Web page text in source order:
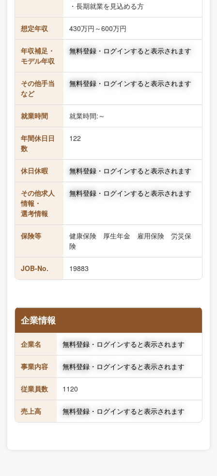
・長期就業を見込める方
想定年収 430万円～600万円
年収補足・
モデル年収
無料登録・ログインすると表示されます
その他手当
など
無料登録・ログインすると表示されます
就業時間 就業時間:～
年間休日日
数
122
休日休暇 無料登録・ログインすると表示されます
その他求人
情報・
選考情報
無料登録・ログインすると表示されます
保険等
健康保険 厚生年金 雇用保険 労災保
険
JOB-No. 19883
企業情報
企業名 無料登録・ログインすると表示されます
事業内容 無料登録・ログインすると表示されます
従業員数 1120
売上高 無料登録・ログインすると表示されます